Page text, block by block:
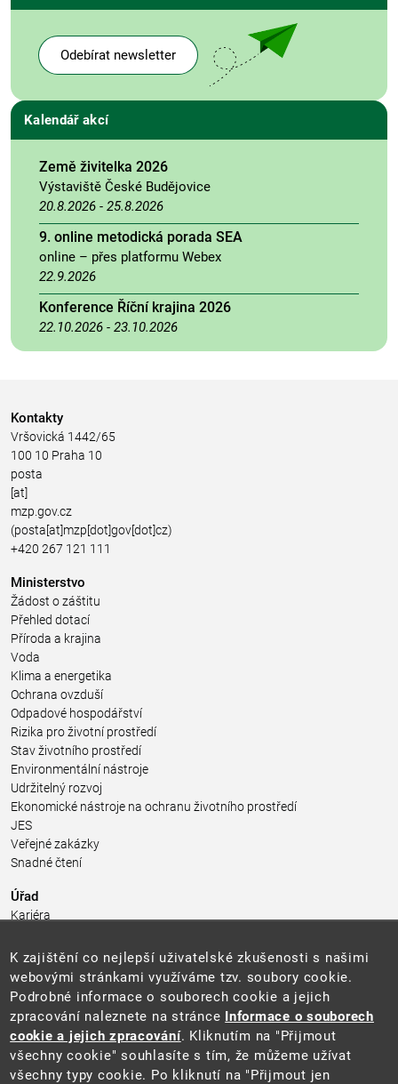
Odebírat newsletter
Kalendář akcí
Země živitelka 2026
Výstaviště České Budějovice
20.8.2026 - 25.8.2026
9. online metodická porada SEA
online – přes platformu Webex
22.9.2026
Konference Říční krajina 2026
22.10.2026 - 23.10.2026
Kontakty
Vršovická 1442/65
100 10 Praha 10
posta
[at]
mzp.gov.cz
(posta[at]mzp[dot]gov[dot]cz)
+420 267 121 111
Ministerstvo
Žádost o záštitu
Přehled dotací
Příroda a krajina
Voda
Klima a energetika
Ochrana ovzduší
Odpadové hospodářství
Rizika pro životní prostředí
Stav životního prostředí
Environmentální nástroje
Udržitelný rozvoj
Ekonomické nástroje na ochranu životního prostředí
JES
Veřejné zakázky
Snadné čtení
Úřad
Kariéra
Pro média a veřejnost
Povinně zveřejňované informace
Kontakty
Přistupnost budovy úřadu MŽP
(PDF, 204 kB)
Web
Aktuality
Ochrana osobních údajů
K zajištění co nejlepší uživatelské zkušenosti s našimi
webovými stránkami využíváme tzv. soubory cookie.
Podrobné informace o souborech cookie a jejich
zpracování naleznete na stránce Informace o souborech
cookie a jejich zpracování. Kliknutím na "Přijmout
všechny cookie" souhlasíte s tím, že můžeme užívat
všechny typy cookie. Po kliknutí na "Přijmout jen